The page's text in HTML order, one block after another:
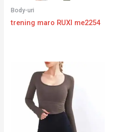
Body-uri
trening maro RUXI me2254